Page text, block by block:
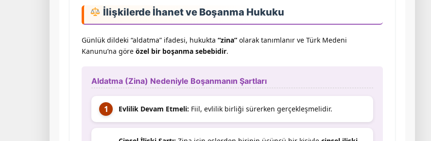
İlişkilerde İhanet ve Boşanma Hukuku
Günlük dildeki “aldatma” ifadesi, hukukta “zina” olarak tanımlanır ve Türk Medeni
Kanunu’na göre özel bir boşanma sebebidir.
Aldatma (Zina) Nedeniyle Boşanmanın Şartları
Evlilik Devam Etmeli: Fiil, evlilik birliği sürerken gerçekleşmelidir.